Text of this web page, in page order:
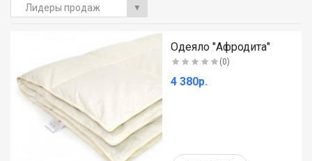
Лидеры продаж ▼
Одеяло "Афродита"
(0)
4 380р.